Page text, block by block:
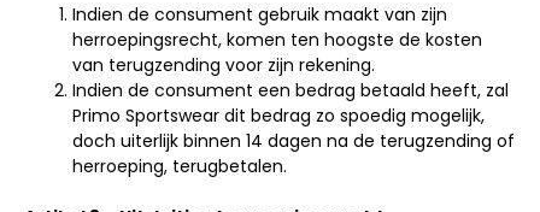
Indien de consument gebruik maakt van zijn
herroepingsrecht, komen ten hoogste de kosten
van terugzending voor zijn rekening.
Indien de consument een bedrag betaald heeft, zal
Primo Sportswear dit bedrag zo spoedig mogelijk,
doch uiterlijk binnen 14 dagen na de terugzending of
herroeping, terugbetalen.